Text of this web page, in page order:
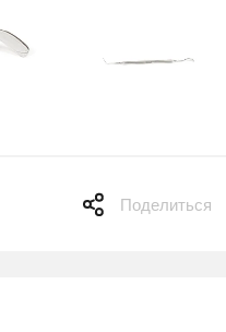
Поделиться